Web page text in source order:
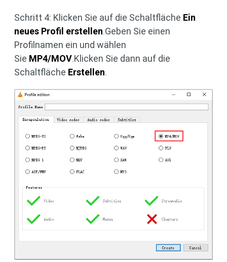
Schritt 4: Klicken Sie auf die Schaltfläche Ein
neues Profil erstellen.Geben Sie einen
Profilnamen ein und wählen
Sie MP4/MOV.Klicken Sie dann auf die
Schaltfläche Erstellen.